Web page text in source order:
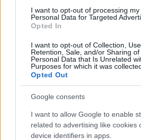
I want to opt-out of processing my
Personal Data for Targeted
Opted In
I want to opt-out of Collection, Use,
Retention, Sale, and/or Sharing of
Personal Data that Is Unrelated
Purposes for which it was
Opted Out
Google consents
I want to allow Google to enable
related to advertising like cookies
device identifiers in apps.
τερματισμό των επιθέσεων
πλήρη απόσυρση του
Ισραήλ) από τη Λωρίδα της
ανταλλαγή αιχμαλώτων (ομήρων
κρατούμενους)» και αύξηση της
βοήθειας που εισέρχεται στον
Αξιώσεις που απορρίπτει το
επαναλαμβάνει πως θα